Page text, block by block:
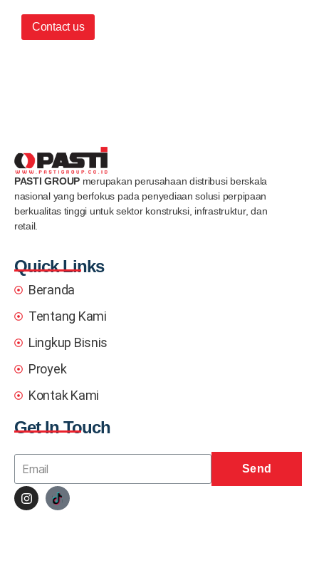
Contact us
PASTI GROUP merupakan perusahaan distribusi berskala
nasional yang berfokus pada penyediaan solusi perpipaan
berkualitas tinggi untuk sektor konstruksi, infrastruktur, dan
retail.
Quick Links
Beranda
Tentang Kami
Lingkup Bisnis
Proyek
Kontak Kami
Get In Touch
Send